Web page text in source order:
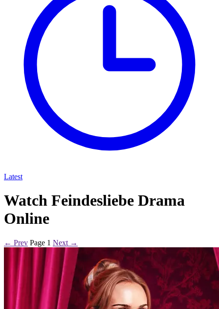
Latest
Watch Feindesliebe Drama
Online
← Prev Page 1 Next →